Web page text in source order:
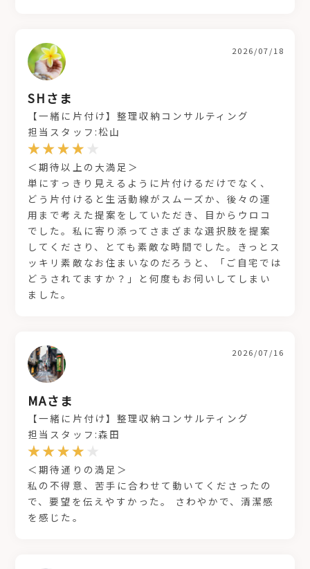
SHさま
2026/07/18
【一緒に片付け】整理収納コンサルティング
担当スタッフ:松山
＜期待以上の大満足＞
単にすっきり見えるように片付けるだけでなく、
どう片付けると生活動線がスムーズか、後々の運
用まで考えた提案をしていただき、目からウロコ
でした。私に寄り添ってさまざまな選択肢を提案
してくださり、とても素敵な時間でした。きっとス
ッキリ素敵なお住まいなのだろうと、「ご自宅では
どうされてますか？」と何度もお伺いしてしまい
ました。
MAさま
2026/07/16
【一緒に片付け】整理収納コンサルティング
担当スタッフ:森田
＜期待通りの満足＞
私の不得意、苦手に合わせて動いてくださったの
で、要望を伝えやすかった。 さわやかで、清潔感
を感じた。